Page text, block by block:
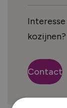
Contact